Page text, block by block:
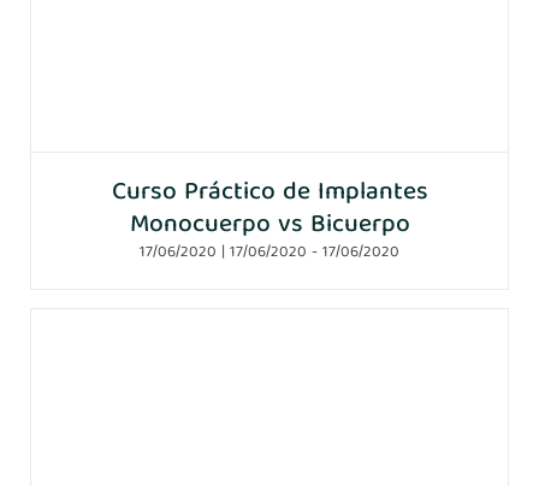
Curso Práctico de Implantes
Monocuerpo vs Bicuerpo
17/06/2020 | 17/06/2020 -17/06/2020